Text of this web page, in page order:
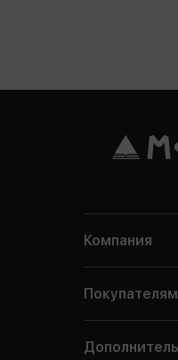
Компания
Покупателям